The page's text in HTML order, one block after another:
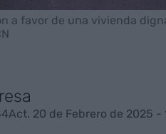
a favor de una vivienda
Act. 20 de Febrero de 2025 -